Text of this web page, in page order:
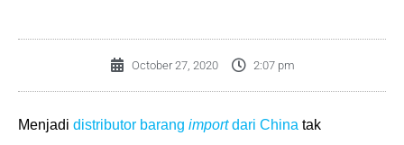
October 27, 2020 2:07 pm
Menjadi distributor barang importdari China tak